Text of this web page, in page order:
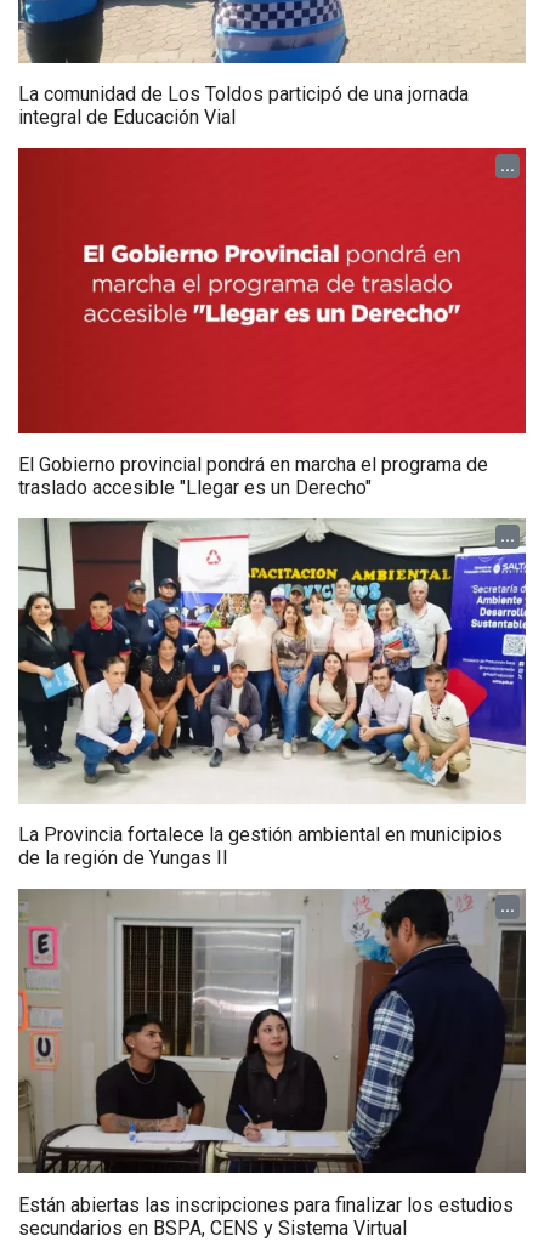
La comunidad de Los Toldos participó de una jornada
integral de Educación Vial
...
El Gobierno provincial pondrá en marcha el programa de
traslado accesible "Llegar es un Derecho"
...
La Provincia fortalece la gestión ambiental en municipios
de la región de Yungas II
...
Están abiertas las inscripciones para finalizar los estudios
secundarios en BSPA, CENS y Sistema Virtual